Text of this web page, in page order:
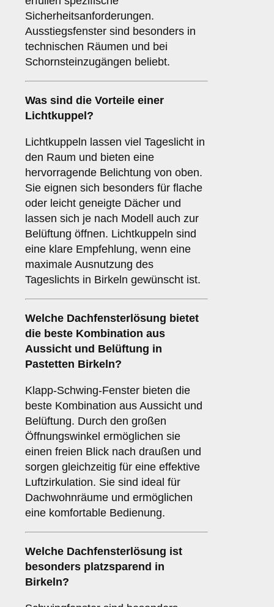
Sicherheitsanforderungen.
Ausstiegsfenster sind besonders in
technischen Räumen und bei
Schornsteinzugängen beliebt.
Was sind die Vorteile einer
Lichtkuppel ?
Lichtkuppeln lassen viel Tageslicht in
den Raum und bieten eine
hervorragende Belichtung von oben.
Sie eignen sich besonders für flache
oder leicht geneigte Dächer und
lassen sich je nach Modell auch zur
Belüftung öffnen. Lichtkuppeln sind
eine klare Empfehlung, wenn eine
maximale Ausnutzung des
Tageslichts in Birkeln gewünscht ist.
Welche Dachfensterlösung bietet
die beste Kombination aus
Aussicht und Belüftung in
Pastetten Birkeln?
Klapp-Schwing-Fenster bieten die
beste Kombination aus Aussicht und
Belüftung. Durch den großen
Öffnungswinkel ermöglichen sie
einen freien Blick nach draußen und
sorgen gleichzeitig für eine effektive
Luftzirkulation. Sie sind ideal für
Dachwohnräume und ermöglichen
eine komfortable Bedienung.
Welche Dachfensterlösung ist
besonders platzsparend in
Birkeln?